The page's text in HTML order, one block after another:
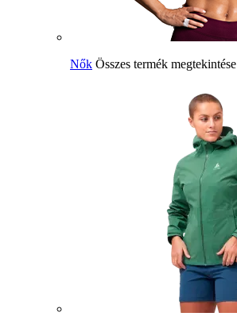
Nők Összes termék megtekintése